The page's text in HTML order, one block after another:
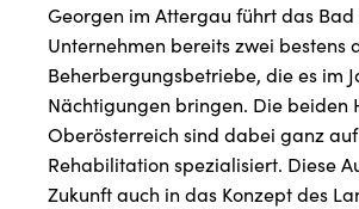
Georgen im Attergau führt das
Unternehmen bereits zwei bestens
Beherbergungsbetriebe, die es im
Nächtigungen bringen. Die beiden
Oberösterreich sind dabei ganz
Rehabilitation spezialisiert. Diese
Zukunft auch in das Konzept des